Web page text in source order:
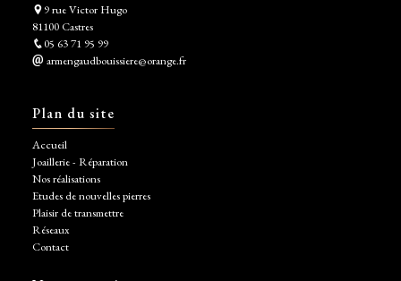
9 rue Victor Hugo
81100 Castres
05 63 71 95 99
armengaudbouissiere@orange.fr
Plan du site
Accueil
Joaillerie - Réparation
Nos réalisations
Etudes de nouvelles pierres
Plaisir de transmettre
Réseaux
Contact